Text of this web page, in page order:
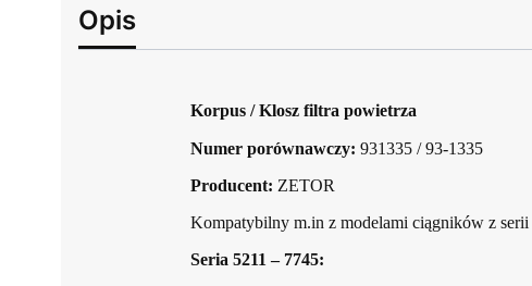
Opis
Korpus / Klosz filtra powietrza
Numer porównawczy: 931335 / 93-1335
Producent: ZETOR
Kompatybilny m.in z modelami ciągników z serii
Seria 5211 – 7745: